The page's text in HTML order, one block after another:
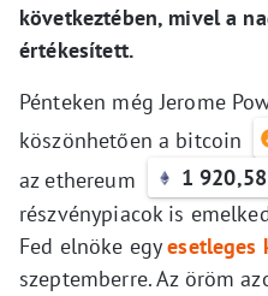
következtében, mivel a
értékesített.
Pénteken még Jerome
köszönhetően a bitcoin
az ethereum
1 920,58
részvénypiacok is
Fed elnöke egyesetleges
szeptemberre. Az öröm